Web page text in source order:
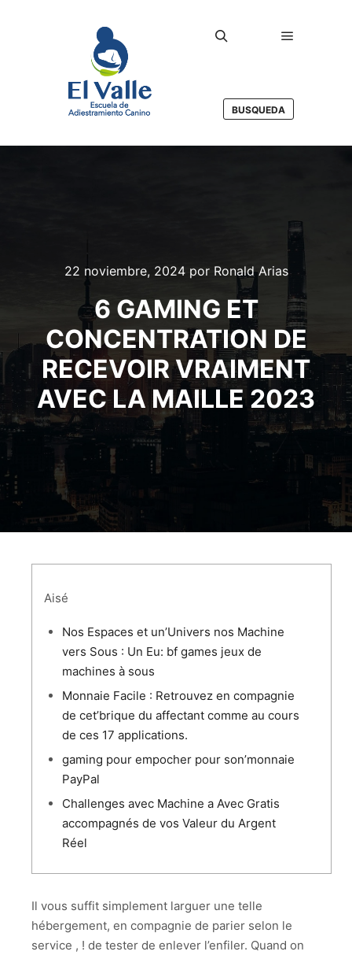
BUSQUEDA
22 noviembre, 2024por Ronald Arias
6 GAMING ET
CONCENTRATION DE
RECEVOIR VRAIMENT
AVEC LA MAILLE 2023
Aisé
Nos Espaces et un’Univers nos Machine
vers Sous : Un Eu: bf games jeux de
machines à sous
Monnaie Facile : Retrouvez en compagnie
de cet’brique du affectant comme au cours
de ces 17 applications.
gaming pour empocher pour son’monnaie
PayPal
Challenges avec Machine a Avec Gratis
accompagnés de vos Valeur du Argent
Réel
Il vous suffit simplement larguer une telle
hébergement, en compagnie de parier selon le
service , ! de tester de enlever l’enfiler. Quand on